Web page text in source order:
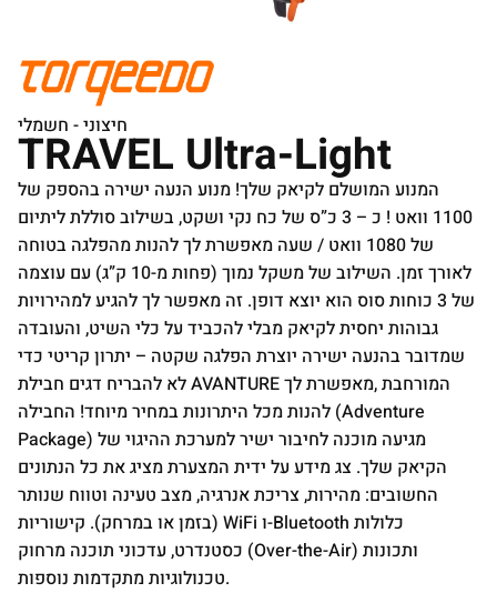
חיצוני - חשמלי
TRAVEL Ultra-Light
המנוע המושלם לקיאק שלך! מנוע הנעה ישירה בהספק של
1100 וואט ! כ – 3 כ”ס של כח נקי ושקט, בשילוב סוללת ליתיום
של 1080 וואט / שעה מאפשרת לך להנות מהפלגה בטוחה
לאורך זמן. השילוב של משקל נמוך (פחות מ-10 ק”ג) עם עוצמה
של 3 כוחות סוס הוא יוצא דופן. זה מאפשר לך להגיע למהירויות
גבוהות יחסית לקיאק מבלי להכביד על כלי השיט, והעובדה
שמדובר בהנעה ישירה יוצרת הפלגה שקטה – יתרון קריטי כדי
לא להבריח דגים חבילת AVANTURE המורחבת ,מאפשרת לך
להנות מכל היתרונות במחיר מיוחד! החבילה (Adventure
Package) מגיעה מוכנה לחיבור ישיר למערכת ההיגוי של
הקיאק שלך. צג מידע על ידית המצערת מציג את כל הנתונים
החשובים: מהירות, צריכת אנרגיה, מצב טעינה וטווח שנותר
(בזמן או במרחק). קישוריות WiFi ו-Bluetooth כלולות
כסטנדרט, עדכוני תוכנה מרחוק (Over-the-Air) ותכונות
טכנולוגיות מתקדמות נוספות.